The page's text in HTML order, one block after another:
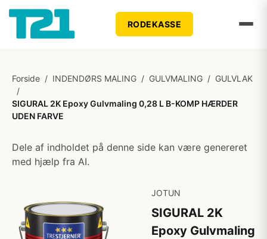
RODEKASSE
Forside / INDENDØRS MALING / GULVMALING / GULVLAK
/
SIGURAL 2K Epoxy Gulvmaling 0,28 L B-KOMP HÆRDER
UDEN FARVE
Dele af indholdet på denne side kan være genereret
med hjælp fra AI.
JOTUN
SIGURAL 2K
Epoxy Gulvmaling